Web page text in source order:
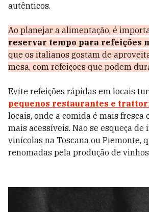
autênticos.
Ao planejar a alimentação, é
reservar tempo para refeições
que os italianos gostam de
mesa, com refeições que podem
Evite refeições rápidas em locais
pequenos restaurantes e
locais, onde a comida é mais fresca
mais acessíveis. Não se esqueça
vinícolas na Toscana ou Piemonte,
renomadas pela produção de